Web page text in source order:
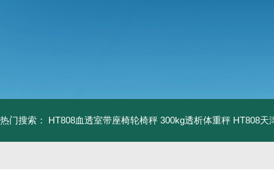
热门搜索： HT808血透室带座椅轮椅秤 300kg透析体重秤 HT808天